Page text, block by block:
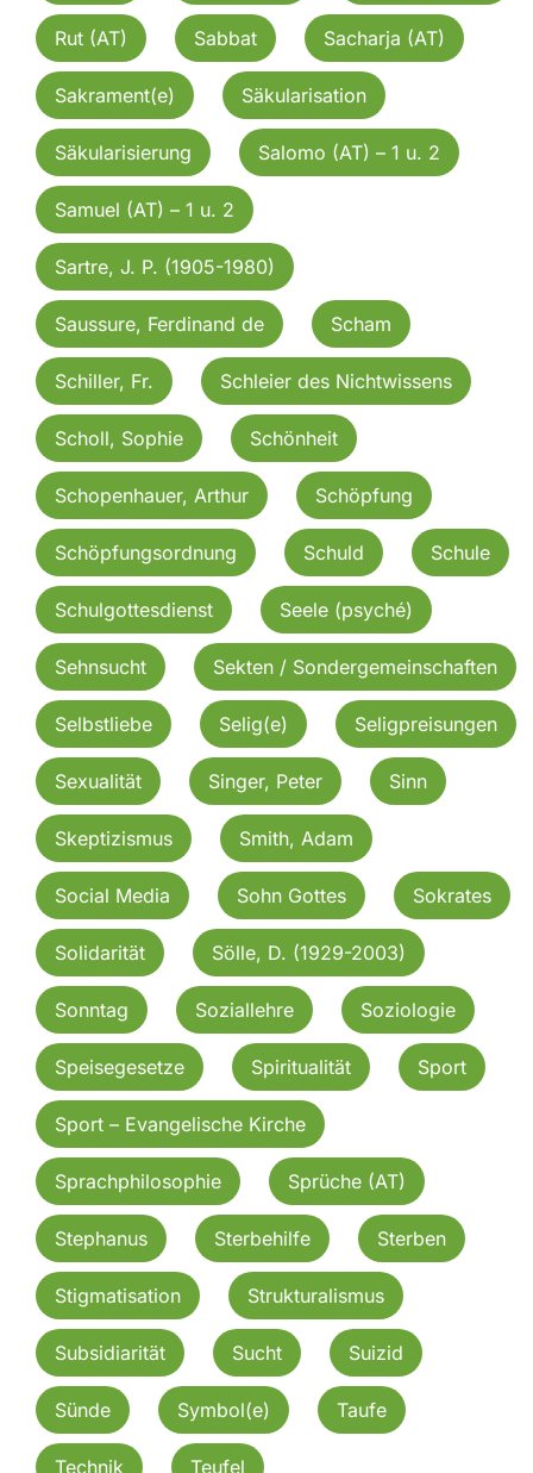
Rut (AT) Sabbat Sacharja (AT)
Sakrament(e) Säkularisation
Säkularisierung Salomo (AT) – 1 u. 2
Samuel (AT) – 1 u. 2
Sartre, J. P. (1905-1980)
Saussure, Ferdinand de Scham
Schiller, Fr. Schleier des Nichtwissens
Scholl, Sophie Schönheit
Schopenhauer, Arthur Schöpfung
Schöpfungsordnung Schuld Schule
Schulgottesdienst Seele (psyché)
Sehnsucht Sekten / Sondergemeinschaften
Selbstliebe Selig(e) Seligpreisungen
Sexualität Singer, Peter Sinn
Skeptizismus Smith, Adam
Social Media Sohn Gottes Sokrates
Solidarität Sölle, D. (1929-2003)
Sonntag Soziallehre Soziologie
Speisegesetze Spiritualität Sport
Sport – Evangelische Kirche
Sprachphilosophie Sprüche (AT)
Stephanus Sterbehilfe Sterben
Stigmatisation Strukturalismus
Subsidiarität Sucht Suizid
Sünde Symbol(e) Taufe
Technik Teufel